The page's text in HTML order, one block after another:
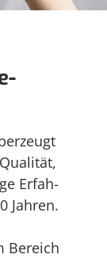
Erfah­
Jahren.
Bereich